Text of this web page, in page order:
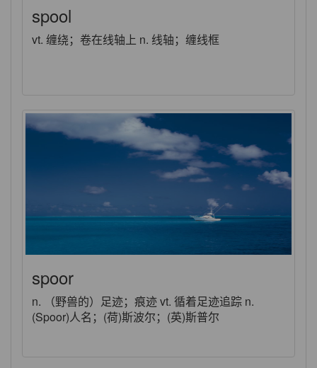
spool
vt. 缠绕；卷在线轴上 n. 线轴；缠线框
spoor
n. （野兽的）足迹；痕迹 vt. 循着足迹追踪 n.
(Spoor)人名；(荷)斯波尔；(英)斯普尔